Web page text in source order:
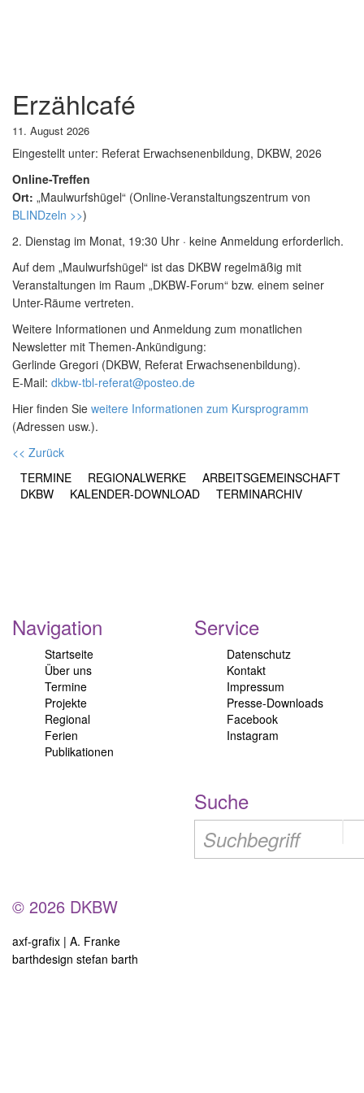
Erzählcafé
11. August 2026
Eingestellt unter: Referat Erwachsenenbildung, DKBW, 2026
Online-Treffen
Ort: „Maulwurfshügel“ (Online-Veranstaltungszentrum von
BLINDzeln >>)
2. Dienstag im Monat, 19:30 Uhr · keine Anmeldung erforderlich.
Auf dem „Maulwurfshügel“ ist das DKBW regelmäßig mit
Veranstaltungen im Raum „DKBW-Forum“ bzw. einem seiner
Unter-Räume vertreten.
Weitere Informationen und Anmeldung zum monatlichen
Newsletter mit Themen-Ankündigung:
Gerlinde Gregori (DKBW, Referat Erwachsenenbildung).
E-Mail: dkbw-tbl-referat@posteo.de
Hier finden Sie weitere Informationen zum Kursprogramm
(Adressen usw.).
<< Zurück
TERMINE
REGIONALWERKE
ARBEITSGEMEINSCHAFT
DKBW
KALENDER-DOWNLOAD TERMINARCHIV
Navigation
Startseite
Über uns
Termine
Projekte
Regional
Ferien
Publikationen
Service
Datenschutz
Kontakt
Impressum
Presse-Downloads
Facebook
Instagram
Suche
© 2026 DKBW
axf-grafix | A. Franke
barthdesign stefan barth